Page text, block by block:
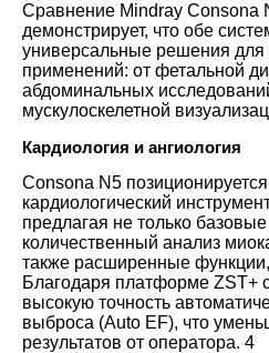
Сравнение Mindray Consona
демонстрирует, что обе
универсальные решения для
применений: от фетальной
абдоминальных
мускулоскелетной
Кардиология и ангиология
Consona N5
кардиологический
предлагая не только
количественный анализ
также расширенные функции,
Благодаря платформе ZST+
высокую точность
выброса (Auto EF), что
результатов от оператора. 4